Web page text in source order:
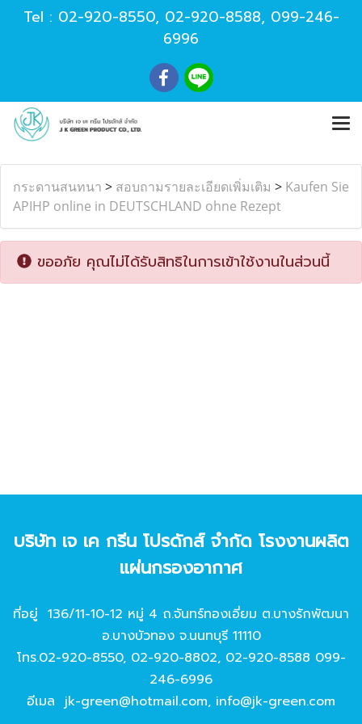
Tel : 02-920-8550, 02-920-8588, 099-246-
6996
กระดานสนทนา > สอบถามรายละเอียดเพิ่มเติม > Kaufen Sie
APIHP online in DEUTSCHLAND ohne Rezept
ขออภัย คุณไม่ได้รับสิทธิในการเข้าใช้งานในส่วนนี้
บริษัท เจ เค กรีน โปรดักส์ จํากัด โรงงานผลิต
แผ่นกรองอากาศ
ที่อยู่ 136/11-10-12 หมู่ 4 ถ.จันทร์ทองเอี่ยม ต.บางรักพัฒนา
อ.บางบัวทอง จ.นนทบุรี 11110
โทร.02-920-8550, 02-920-8802, 02-920-8588 099-
246-6996
อีเมล jk-green@hotmail.com, info@jk-green.com